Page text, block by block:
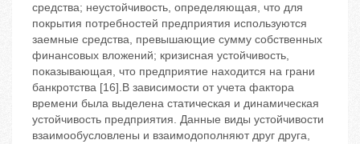
средства; неустойчивость, определяющая, что для
покрытия потребностей предприятия используются
заемные средства, превышающие сумму собственных
финансовых вложений; кризисная устойчивость,
показывающая, что предприятие находится на грани
банкротства [16].В зависимости от учета фактора
времени была выделена статическая и динамическая
устойчивость предприятия. Данные виды устойчивости
взаимообусловлены и взаимодополняют друг друга,